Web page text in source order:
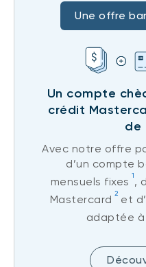
Une offre
Un compte
crédit
de
Avec notre offre
d’un compte
mensuels fixes 1,
Mastercard 2et
adaptée à